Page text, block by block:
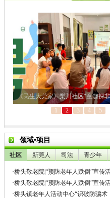
领域•项目
社区 新莞人 司法 青少年
·桥头敬老院|“预防老年人跌倒”宣传
·桥头敬老院|“预防老年人跌倒”宣传
·桥头镇老年人活动中心“识破防骗术